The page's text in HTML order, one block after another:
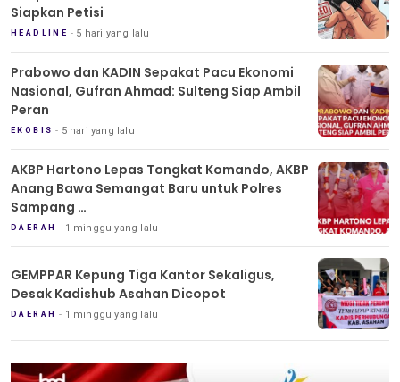
Siapkan Petisi
HEADLINE 5 hari yang lalu
Prabowo dan KADIN Sepakat Pacu Ekonomi
Nasional, Gufran Ahmad: Sulteng Siap Ambil
Peran
EKOBIS 5 hari yang lalu
AKBP Hartono Lepas Tongkat Komando, AKBP
Anang Bawa Semangat Baru untuk Polres
Sampang
Tradisi Pedang Pora Iringi Sertijab Kapolres
Sampang
DAERAH 1 minggu yang lalu
GEMPPAR Kepung Tiga Kantor Sekaligus,
Desak Kadishub Asahan Dicopot
DAERAH 1 minggu yang lalu